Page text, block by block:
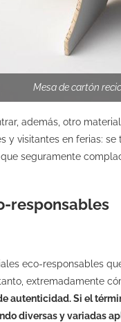
Mesa de cartón
además, otro
y visitantes en ferias: se
seguramente
responsables
eco-responsables
extremadamente
autenticidad. Si el
diversas y variadas